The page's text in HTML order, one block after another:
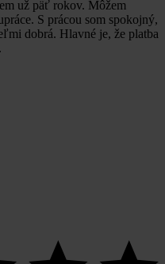
už päť rokov. Môžem
S prácou som spokojný,
dobrá. Hlavné je, že platba